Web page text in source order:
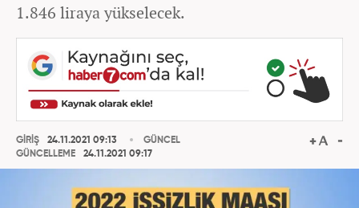
1.846 liraya yükselecek.
GİRİŞ
24.11.2021 09:13
GÜNCELLEME
24.11.2021 09:17
GÜNCEL